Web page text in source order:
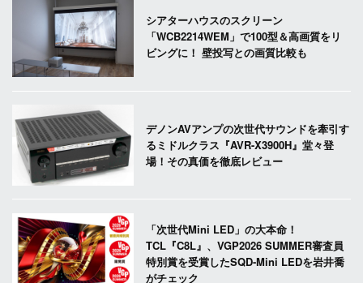
シアターハウスのスクリーン
「WCB2214WEM」で100型＆高画質をリ
ビングに！ 壁投写との画質比較も
デノンAVアンプの次世代サウンドを牽引す
るミドルクラス『AVR-X3900H』堂々登
場！その真価を徹底レビュー
「次世代Mini LED」の大本命！
TCL『C8L』、VGP2026 SUMMER審査員
特別賞を受賞したSQD-Mini LEDを岩井喬
がチェック